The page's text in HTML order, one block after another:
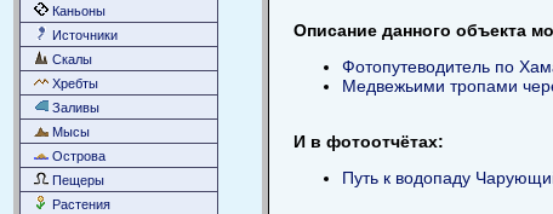
Каньоны
Источники
Скалы
Хребты
Заливы
Мысы
Острова
Пещеры
Растения
Описание данного объекта
Фотопутеводитель по
Медвежьими тропами
И в фотоотчётах:
Путь к водопаду